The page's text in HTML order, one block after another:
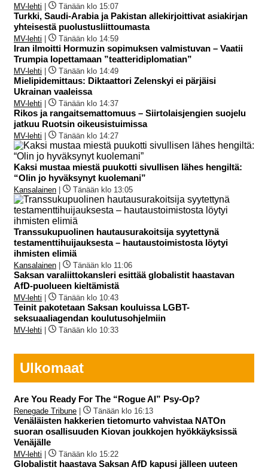
MV-lehti | Tänään klo 15:07
Turkki, Saudi-Arabia ja Pakistan allekirjoittivat asiakirjan
yhteisestä puolustusliittoumasta
MV-lehti | Tänään klo 14:59
Iran ilmoitti Hormuzin sopimuksen valmistuvan – Vaatii
Trumpia lopettamaan ”teatteridiplomatian”
MV-lehti | Tänään klo 14:49
Mielipidemittaus: Diktaattori Zelenskyi ei pärjäisi
Ukrainan vaaleissa
MV-lehti | Tänään klo 14:37
Rikos ja rangaitsemattomuus – Siirtolaisjengien suojelu
jatkuu Ruotsin oikeusistuimissa
MV-lehti | Tänään klo 14:27
Kaksi mustaa miestä puukotti sivullisen lähes hengiltä:
“Olin jo hyväksynyt kuolemani”
Kansalainen | Tänään klo 13:05
Transsukupuolinen hautausurakoitsija syytettynä
testamenttihuijauksesta – hautaustoimistosta löytyi
ihmisten elimiä
Kansalainen | Tänään klo 11:06
Saksan varaliittokansleri esittää globalistit haastavan
AfD-puolueen kieltämistä
MV-lehti | Tänään klo 10:43
Teinit pakotetaan Saksan kouluissa LGBT-
seksuaaliagendan koulutusohjelmiin
MV-lehti | Tänään klo 10:33
Ulkomaat
Are You Ready For The “Rogue AI” Psy-Op?
Renegade Tribune Tänään klo 16:13
Venäläisten hakkerien tietomurto vahvistaa NATOn
suoran osallisuuden Kiovan joukkojen hyökkäyksissä
Venäjälle
MV-lehti Tänään klo 15:22
Globalistit haastava Saksan AfD kapusi jälleen uuteen